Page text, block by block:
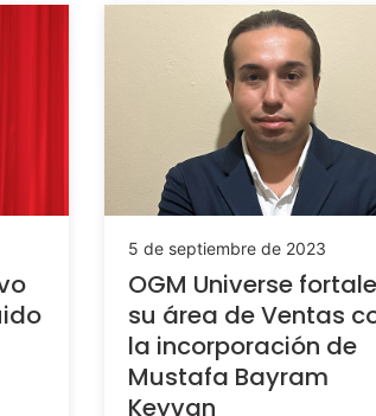
5 de septiembre de 2023
OGM Universe
su área de Ventas
la incorporación de
Mustafa Bayram
Keyvan